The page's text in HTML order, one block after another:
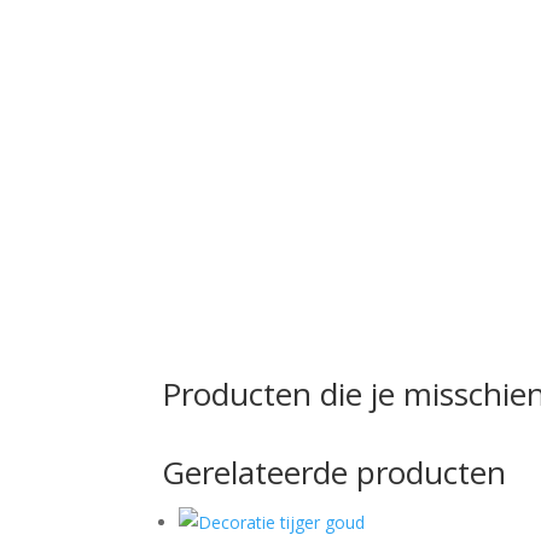
Producten die je
Gerelateerde producten